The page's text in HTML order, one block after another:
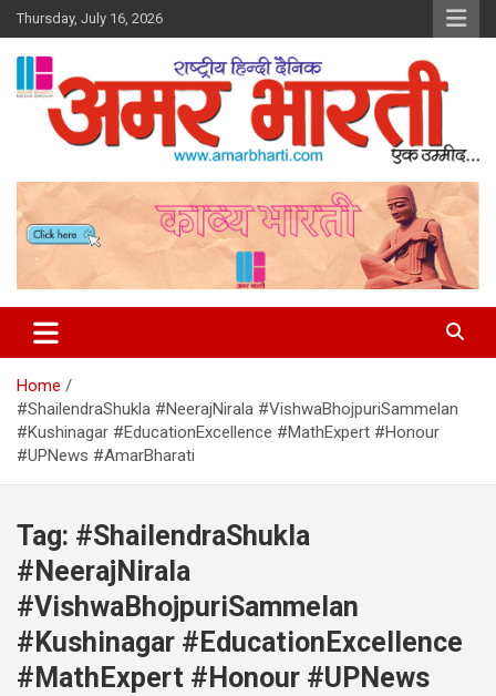
Skip
to
content
Thursday, July 16, 2026
Amar Bharti Media Group
Home
#ShailendraShukla #NeerajNirala #VishwaBhojpuriSammelan
#Kushinagar #EducationExcellence #MathExpert #Honour
#UPNews #AmarBharati
Tag: #ShailendraShukla
#NeerajNirala
#VishwaBhojpuriSammelan
#Kushinagar #EducationExcellence
#MathExpert #Honour #UPNews